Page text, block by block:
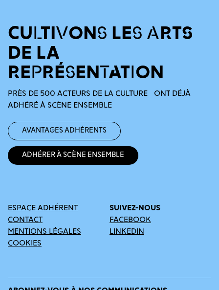
CULTIVONS LES ARTS
DE LA
REPRÉSENTATION
PRÈS DE 500 ACTEURS DE LA CULTURE ONT DÉJÀ
ADHÉRÉ À SCÈNE ENSEMBLE
Avantages adhérents
Adhérer à Scène Ensemble
ESPACE ADHÉRENT
CONTACT
MENTIONS LÉGALES
COOKIES
SUIVEZ-NOUS
FACEBOOK
LINKEDIN